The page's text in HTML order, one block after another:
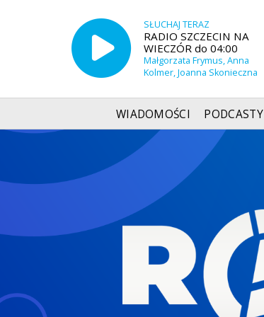
SŁUCHAJ TERAZ
RADIO SZCZECIN NA
WIECZÓR do 04:00
Małgorzata Frymus, Anna
Kolmer, Joanna Skonieczna
WIADOMOŚCI PODCASTY